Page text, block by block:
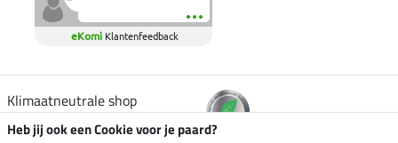
eKomi Klantenfeedback
Klimaatneutrale shop
Heb jij ook een Cookie voor je paard?